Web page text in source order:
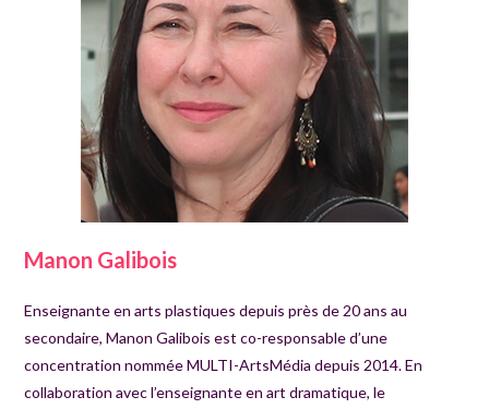
Manon Galibois
Enseignante en arts plastiques depuis près de 20 ans au
secondaire, Manon Galibois est co-responsable d’une
concentration nommée MULTI-ArtsMédia depuis 2014. En
collaboration avec l’enseignante en art dramatique, le